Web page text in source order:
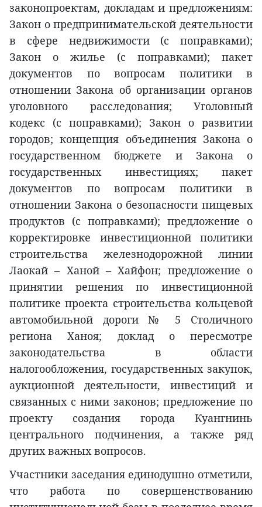
законопроектам, докладам и предложениям:
Закон о предпринимательской деятельности
в сфере недвижимости (с поправками);
Закон о жилье (с поправками); пакет
документов по вопросам политики в
отношении Закона об организации органов
уголовного расследования; Уголовный
кодекс (с поправками); Закон о развитии
городов; концепция объединения Закона о
государственном бюджете и Закона о
государственных инвестициях; пакет
документов по вопросам политики в
отношении Закона о безопасности пищевых
продуктов (с поправками); предложение о
корректировке инвестиционной политики
строительства железнодорожной линии
Лаокай – Ханой – Хайфон; предложение о
принятии решения по инвестиционной
политике проекта строительства кольцевой
автомобильной дороги № 5 Столичного
региона Ханоя; доклад о пересмотре
законодательства в области
налогообложения, государственных закупок,
аукционной деятельности, инвестиций и
связанных с ними законов; предложение по
проекту создания города Куангнинь
центрального подчинения, а также ряд
других важных вопросов.
Участники заседания единодушно отметили,
что работа по совершенствованию